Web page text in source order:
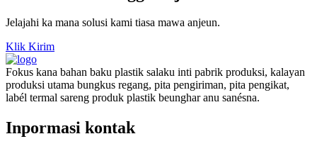
Jelajahi ka mana solusi kami tiasa mawa anjeun.
Klik Kirim
Fokus kana bahan baku plastik salaku inti pabrik produksi, kalayan
produksi utama bungkus regang, pita pengiriman, pita pengikat,
labél termal sareng produk plastik beunghar anu sanésna.
Inpormasi kontak